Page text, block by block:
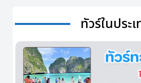
ทัวร์ในประ